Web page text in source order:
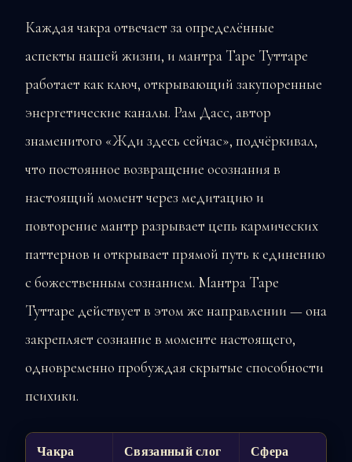
Каждая чакра отвечает за определённые
аспекты нашей жизни, и мантра Таре Туттаре
работает как ключ, открывающий закупоренные
энергетические каналы. Рам Дасс, автор
знаменитого «Жди здесь сейчас», подчёркивал,
что постоянное возвращение осознания в
настоящий момент через медитацию и
повторение мантр разрывает цепь кармических
паттернов и открывает прямой путь к единению
с божественным сознанием. Мантра Таре
Туттаре действует в этом же направлении — она
закрепляет сознание в моменте настоящего,
одновременно пробуждая скрытые способности
психики.
Чакра
Связанный слог
Сфера